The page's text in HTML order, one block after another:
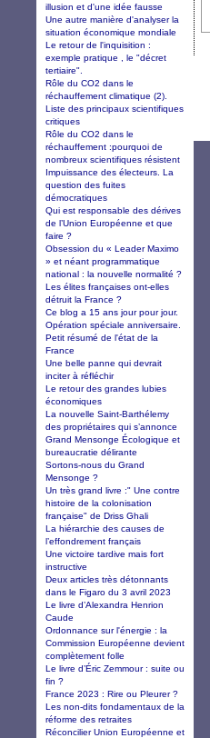
illusion et d'une idée fausse
Une autre manière d'analyser la
situation économique mondiale
Le retour de l'inquisition :
exemple pratique , le "décret
tertiaire".
Rôle du CO2 dans le
réchauffement climatique (2).
Liste des principaux scientifiques
critiques
Rôle du CO2 dans le
réchauffement :pourquoi de
nombreux scientifiques résistent
Impuissance des électeurs. La
question des fuites
démocratiques
Qui est responsable des dérives
de l’Union Européenne et que
faire ?
Obsession du « Leader Maximo
» et néant programmatique
national : la nouvelle normalité ?
Les élites françaises ont-elles
détruit la France ?
Ce blog a 15 ans jour pour jour.
Opération spéciale anniversaire.
Petit résumé de l'état de la
France
Une belle panne qui devrait
inciter à réfléchir
Le retour des grandes lubies
économiques
La nouvelle Saint-Barthélemy
des propriétaires qui s’annonce
Grand Mensonge Écologique et
bureaucratie délirante
Sortons-nous du Grand
Mensonge ?
Un très grand livre :" Une contre
histoire de la colonisation
française" de Driss Ghali
La hiérarchie des causes de
l’effondrement français
Une victoire tardive mais fort
instructive
Deux articles très détonnants
dans le Figaro du 3 avril 2023
Le livre d’Alexandra Henrion
Caude
Ordonnance sur l'énergie : la
Commission Européenne devient
complètement folle
Le livre d’Éric Zemmour : suite ou
fin ?
France 2023 : Rire ou Pleurer ?
Les non-dits fondamentaux de la
réforme des retraites
Réconcilier Union Européenne et